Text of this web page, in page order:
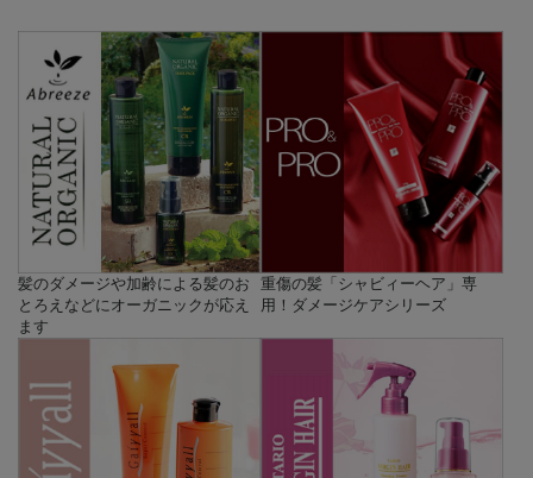
髪のダメージや加齢による髪のお
とろえなどにオーガニックが応え
ます
重傷の髪「シャビィーヘア」専
用！ダメージケアシリーズ